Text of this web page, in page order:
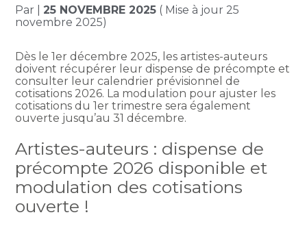
Par |25 NOVEMBRE 2025 ( Mise à jour 25
novembre 2025)
Dès le 1er décembre 2025, les artistes-auteurs
doivent récupérer leur dispense de précompte et
consulter leur calendrier prévisionnel de
cotisations 2026. La modulation pour ajuster les
cotisations du 1er trimestre sera également
ouverte jusqu’au 31 décembre.
Artistes-auteurs : dispense de
précompte 2026 disponible et
modulation des cotisations
ouverte !